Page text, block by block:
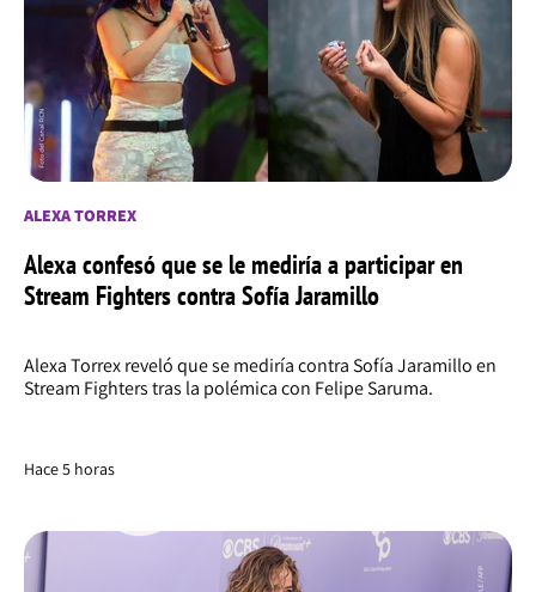
ALEXA TORREX
Alexa confesó que se le mediría a participar en
Stream Fighters contra Sofía Jaramillo
Alexa Torrex reveló que se mediría contra Sofía Jaramillo en
Stream Fighters tras la polémica con Felipe Saruma.
Hace 5 horas